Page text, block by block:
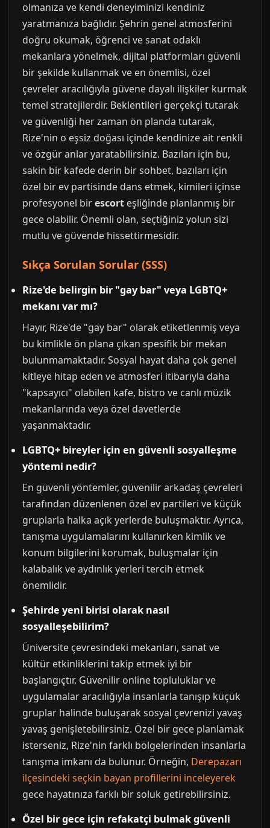
olmanıza ve kendi deneyiminizi kendiniz
yaratmanıza bağlıdır. Şehrin genel atmosferini
doğru okumak, öğrenci ve sanat odaklı
mekanlara yönelmek, dijital platformları güvenli
bir şekilde kullanmak ve en önemlisi, özel
çevreler aracılığıyla güvene dayalı ilişkiler kurmak
temel stratejilerdir. Beklentileri gerçekçi tutarak
ve güvenliği her zaman ön planda tutarak,
Rize'nin o eşsiz doğası içinde kendinize ait renkli
ve özgür anlar yaratabilirsiniz. Bazıları için bu,
sakin bir kafede derin bir sohbet, bazıları için
özel bir ev partisinde dans etmek, kimileri içinse
profesyonel birescort eşliğinde planlanmış bir
gece olabilir. Önemli olan, seçtiğiniz yolun sizi
mutlu ve güvende hissettirmesidir.
Sıkça Sorulan Sorular (SSS)
Rize'de belirgin bir "gay bar" veya LGBTQ+
mekanı var mı?
Hayır, Rize'de "gay bar" olarak etiketlenmiş veya
bu kimlikle ön plana çıkan spesifik bir mekan
bulunmamaktadır. Sosyal hayat daha çok genel
kitleye hitap eden ve atmosferi itibarıyla daha
"kapsayıcı" olabilen kafe, bistro ve canlı müzik
mekanlarında veya özel davetlerde
yaşanmaktadır.
LGBTQ+ bireyler için en güvenli sosyalleşme
yöntemi nedir?
En güvenli yöntemler, güvenilir arkadaş çevreleri
tarafından düzenlenen özel ev partileri ve küçük
gruplarla halka açık yerlerde buluşmaktır. Ayrıca,
tanışma uygulamalarını kullanırken kimlik ve
konum bilgilerini korumak, buluşmalar için
kalabalık ve aydınlık yerleri tercih etmek
önemlidir.
Şehirde yeni birisi olarak nasıl
sosyalleşebilirim?
Üniversite çevresindeki mekanları, sanat ve
kültür etkinliklerini takip etmek iyi bir
başlangıçtır. Güvenilir online topluluklar ve
uygulamalar aracılığıyla insanlarla tanışıp küçük
gruplar halinde buluşarak sosyal çevrenizi yavaş
yavaş genişletebilirsiniz. Özel bir gece planlamak
isterseniz, Rize'nin farklı bölgelerinden insanlarla
tanışma imkanı da bulunur. Örneğin, Derepazarı
ilçesindeki seçkin bayan profillerini inceleyerek
gece hayatınıza farklı bir soluk getirebilirsiniz.
Özel bir gece için refakatçi bulmak güvenli